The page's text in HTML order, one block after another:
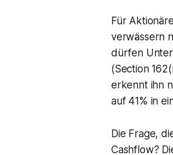
Für
verwässern
dürfen
(Section
erkennt ihn
auf 41% in
Die Frage,
Cashflow?